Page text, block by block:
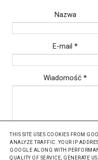
Nazwa
E-mail *
Wiadomość *
THIS SITE USES COOKIES FROM
ANALYZE TRAFFIC. YOUR IP
GOOGLE ALONG WITH
QUALITY OF SERVICE, GENERATE